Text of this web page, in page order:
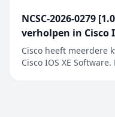
NCSC-2026-0279
verholpen in Cisco
Cisco heeft meerdere
Cisco IOS XE